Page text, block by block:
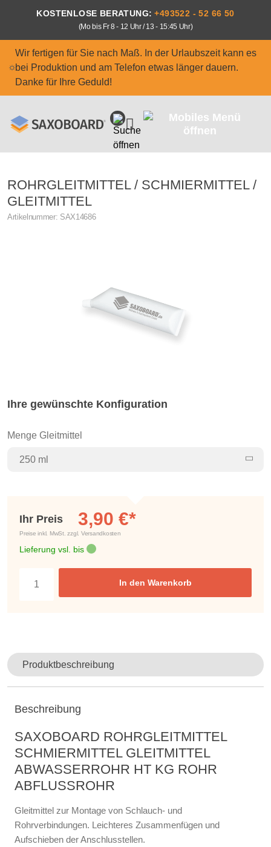
Zum Hauptinhalt springen
KOSTENLOSE BERATUNG: +493522 - 52 66 50
(Mo bis Fr 8 - 12 Uhr / 13 - 15:45 Uhr)
Wir fertigen für Sie nach Maß. In der Urlaubszeit kann es
bei Produktion und am Telefon etwas länger dauern.
Danke für Ihre Geduld!
ROHRGLEITMITTEL / SCHMIERMITTEL /
GLEITMITTEL
Artikelnummer: SAX14686
Ihre gewünschte Konfiguration
Menge Gleitmittel
250 ml
Ihr Preis 3,90 €*
Preise inkl. MwSt. zzgl. Versandkosten
Lieferung vsl. bis
In den Warenkorb
Produktbeschreibung
Beschreibung
SAXOBOARD ROHRGLEITMITTEL
SCHMIERMITTEL GLEITMITTEL
ABWASSERROHR HT KG ROHR
ABFLUSSROHR
Gleitmittel zur Montage von Schlauch- und
Rohrverbindungen. Leichteres Zusammenfügen und
Aufschieben der Anschlusstellen.